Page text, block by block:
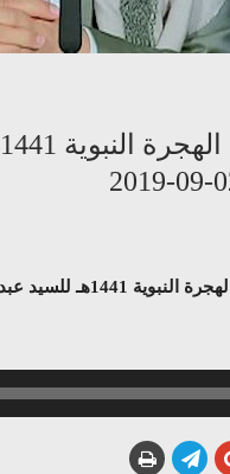
الحوثي – المحاضرة الثانية 02-09-2019م